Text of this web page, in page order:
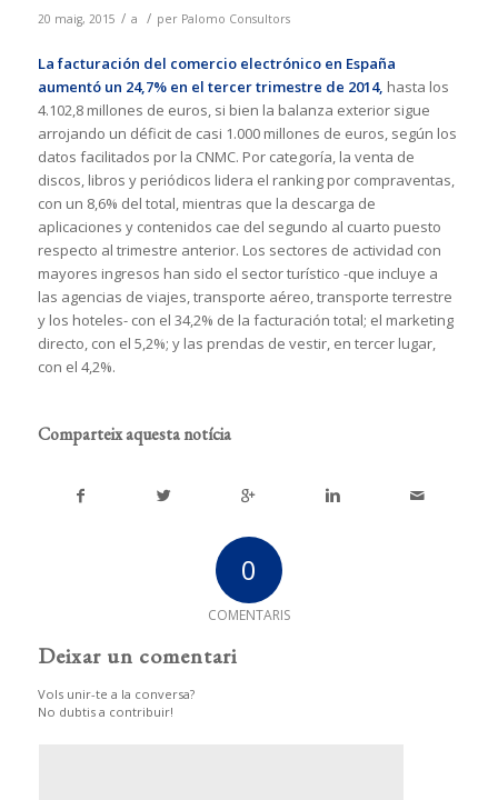
20 maig, 2015 / a / per Palomo Consultors
La facturación del comercio electrónico en España
aumentó un 24,7% en el tercer trimestre de 2014, hasta los
4.102,8 millones de euros, si bien la balanza exterior sigue
arrojando un déficit de casi 1.000 millones de euros, según los
datos facilitados por la CNMC. Por categoría, la venta de
discos, libros y periódicos lidera el ranking por compraventas,
con un 8,6% del total, mientras que la descarga de
aplicaciones y contenidos cae del segundo al cuarto puesto
respecto al trimestre anterior. Los sectores de actividad con
mayores ingresos han sido el sector turístico -que incluye a
las agencias de viajes, transporte aéreo, transporte terrestre
y los hoteles- con el 34,2% de la facturación total; el marketing
directo, con el 5,2%; y las prendas de vestir, en tercer lugar,
con el 4,2%.
Comparteix aquesta notícia
0
COMENTARIS
Deixar un comentari
Vols unir-te a la conversa?
No dubtis a contribuir!